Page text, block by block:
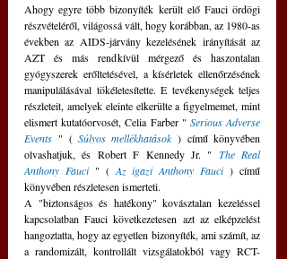
Ahogy egyre több bizonyíték került elő Fauci ördögi
részvételéről, világossá vált, hogy korábban, az 1980-as
években az AIDS-járvány kezelésének irányítását az
AZT és más rendkívül mérgező és haszontalan
gyógyszerek erőltetésével, a kísérletek ellenőrzésének
manipulálásával tökéletesítette. E tevékenységek teljes
részleteit, amelyek eleinte elkerülte a figyelmemet, mint
elismert kutatóorvosét, Celia Farber " Serious Adverse
Events " ( Súlyos mellékhatások ) című könyvében
olvashatjuk, és Robert F Kennedy Jr. " The Real
Anthony Fauci " ( Az igazi Anthony Fauci ) című
könyvében részletesen ismerteti.
A "biztonságos és hatékony" kovásztalan kezeléssel
kapcsolatban Fauci következetesen azt az elképzelést
hangoztatta, hogy az egyetlen bizonyíték, ami számít, az
a randomizált, kontrollált vizsgálatokból vagy RCT-